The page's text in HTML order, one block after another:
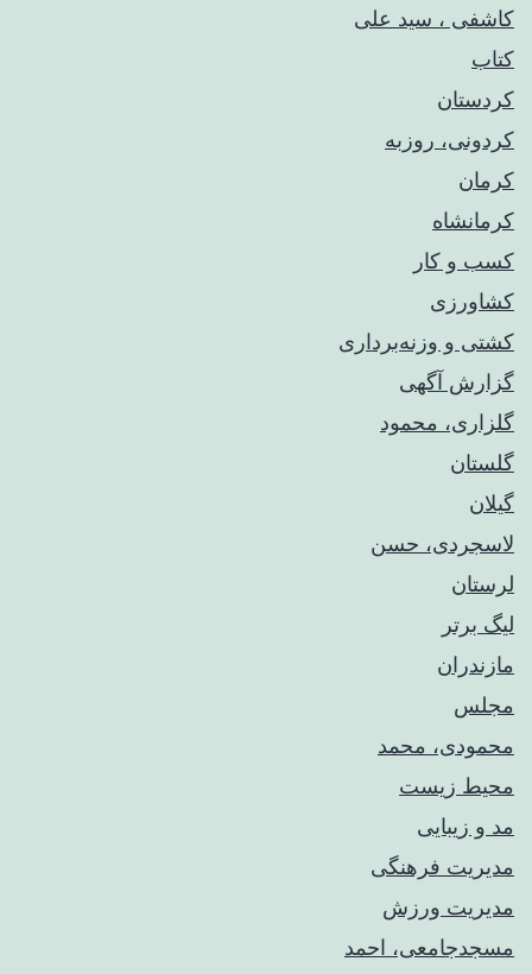
کاشفی ، سید علی
کتاب
کردستان
کردونی، روزبه
کرمان
کرمانشاه
کسب و کار
کشاورزی
کشتی و وزنه‌برداری
گزارش آگهی
گلزاری، محمود
گلستان
گیلان
لاسجردی، حسن
لرستان
لیگ برتر
مازندران
مجلس
محمودی، محمد
محیط زیست
مد و زیبایی
مدیریت فرهنگی
مدیریت ورزش
مسجدجامعی، احمد